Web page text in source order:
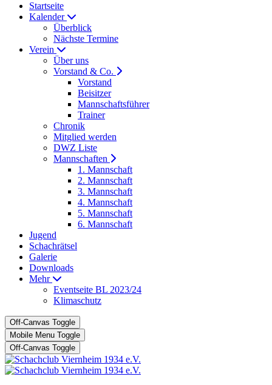
Startseite
Kalender
Überblick
Nächste Termine
Verein
Über uns
Vorstand & Co.
Vorstand
Beisitzer
Mannschaftsführer
Trainer
Chronik
Mitglied werden
DWZ Liste
Mannschaften
1. Mannschaft
2. Mannschaft
3. Mannschaft
4. Mannschaft
5. Mannschaft
6. Mannschaft
Jugend
Schachrätsel
Galerie
Downloads
Mehr
Eventseite BL 2023/24
Klimaschutz
Off-Canvas Toggle
Mobile Menu Toggle
Off-Canvas Toggle